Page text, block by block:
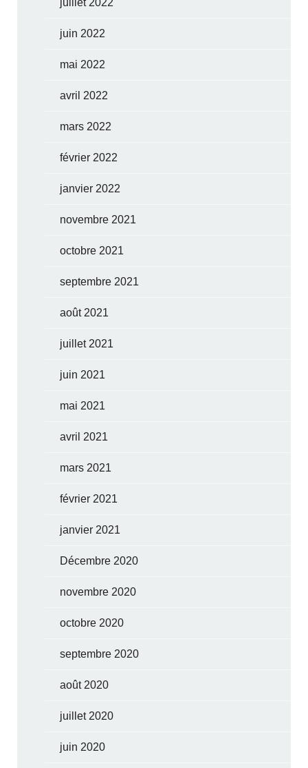
juillet 2022
juin 2022
mai 2022
avril 2022
mars 2022
février 2022
janvier 2022
novembre 2021
octobre 2021
septembre 2021
août 2021
juillet 2021
juin 2021
mai 2021
avril 2021
mars 2021
février 2021
janvier 2021
Décembre 2020
novembre 2020
octobre 2020
septembre 2020
août 2020
juillet 2020
juin 2020